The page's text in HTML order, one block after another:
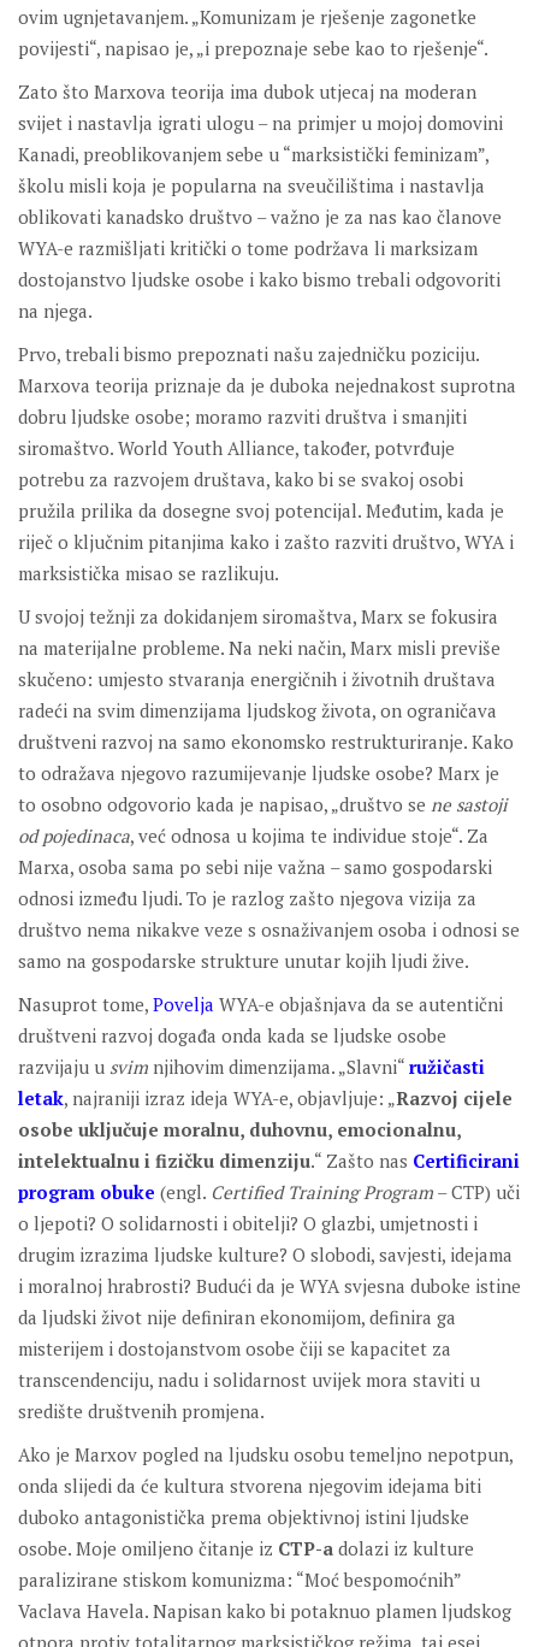
ovim ugnjetavanjem. „Komunizam je rješenje zagonetke
povijesti“, napisao je, „i prepoznaje sebe kao to rješenje“.
Zato što Marxova teorija ima dubok utjecaj na moderan
svijet i nastavlja igrati ulogu – na primjer u mojoj domovini
Kanadi, preoblikovanjem sebe u “marksistički feminizam”,
školu misli koja je popularna na sveučilištima i nastavlja
oblikovati kanadsko društvo – važno je za nas kao članove
WYA-e razmišljati kritički o tome podržava li marksizam
dostojanstvo ljudske osobe i kako bismo trebali odgovoriti
na njega.
Prvo, trebali bismo prepoznati našu zajedničku poziciju.
Marxova teorija priznaje da je duboka nejednakost suprotna
dobru ljudske osobe; moramo razviti društva i smanjiti
siromaštvo. World Youth Alliance, također, potvrđuje
potrebu za razvojem društava, kako bi se svakoj osobi
pružila prilika da dosegne svoj potencijal. Međutim, kada je
riječ o ključnim pitanjima kako i zašto razviti društvo, WYA i
marksistička misao se razlikuju.
U svojoj težnji za dokidanjem siromaštva, Marx se fokusira
na materijalne probleme. Na neki način, Marx misli previše
skučeno: umjesto stvaranja energičnih i životnih društava
radeći na svim dimenzijama ljudskog života, on ograničava
društveni razvoj na samo ekonomsko restrukturiranje. Kako
to odražava njegovo razumijevanje ljudske osobe? Marx je
to osobno odgovorio kada je napisao, „društvo se ne sastoji
od pojedinaca, već odnosa u kojima te individue stoje“. Za
Marxa, osoba sama po sebi nije važna – samo gospodarski
odnosi između ljudi. To je razlog zašto njegova vizija za
društvo nema nikakve veze s osnaživanjem osoba i odnosi se
samo na gospodarske strukture unutar kojih ljudi žive.
Nasuprot tome, Povelja WYA-e objašnjava da se autentični
društveni razvoj događa onda kada se ljudske osobe
razvijaju u svim njihovim dimenzijama. „Slavni“ ružičasti
letak, najraniji izraz ideja WYA-e, objavljuje: „Razvoj cijele
osobe uključuje moralnu, duhovnu, emocionalnu,
intelektualnu i fizičku dimenziju.“ Zašto nas Certificirani
program obuke (engl. Certified Training Program – CTP) uči
o ljepoti? O solidarnosti i obitelji? O glazbi, umjetnosti i
drugim izrazima ljudske kulture? O slobodi, savjesti, idejama
i moralnoj hrabrosti? Budući da je WYA svjesna duboke istine
da ljudski život nije definiran ekonomijom, definira ga
misterijem i dostojanstvom osobe čiji se kapacitet za
transcendenciju, nadu i solidarnost uvijek mora staviti u
središte društvenih promjena.
Ako je Marxov pogled na ljudsku osobu temeljno nepotpun,
onda slijedi da će kultura stvorena njegovim idejama biti
duboko antagonistička prema objektivnoj istini ljudske
osobe. Moje omiljeno čitanje iz CTP-a dolazi iz kulture
paralizirane stiskom komunizma: “Moć bespomoćnih”
Vaclava Havela. Napisan kako bi potaknuo plamen ljudskog